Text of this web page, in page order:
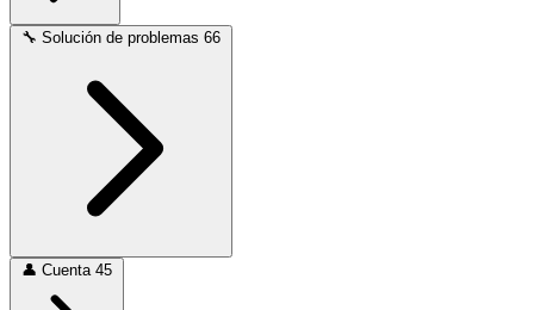
🔧 Solución de problemas 66
👤 Cuenta 45